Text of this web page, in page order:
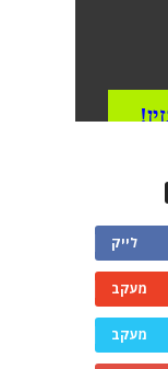
לייק
מעקב
מעקב